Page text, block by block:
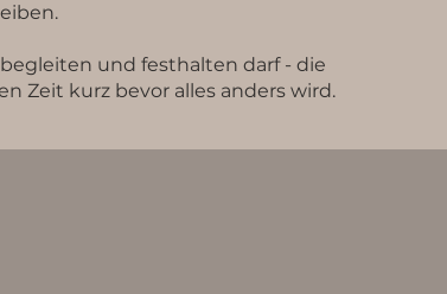
und festhalten darf - die
Zeit kurz bevor alles anders wird.